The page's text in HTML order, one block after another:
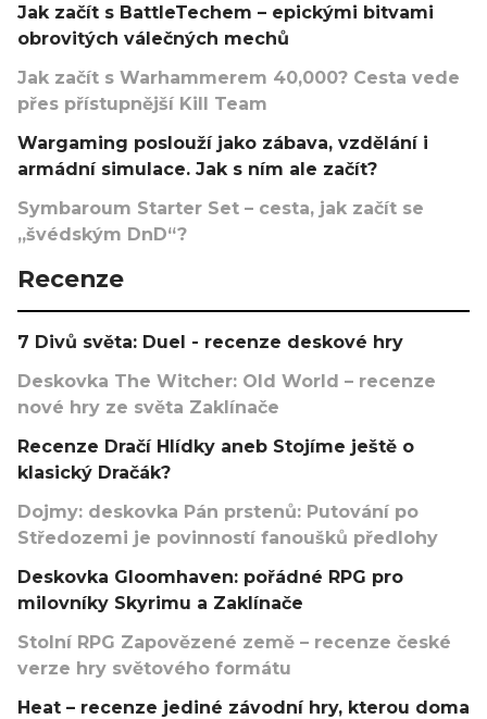
Jak začít s BattleTechem – epickými bitvami
obrovitých válečných mechů
Jak začít s Warhammerem 40,000? Cesta vede
přes přístupnější Kill Team
Wargaming poslouží jako zábava, vzdělání i
armádní simulace. Jak s ním ale začít?
Symbaroum Starter Set – cesta, jak začít se
„švédským DnD“?
Recenze
7 Divů světa: Duel - recenze deskové hry
Deskovka The Witcher: Old World – recenze
nové hry ze světa Zaklínače
Recenze Dračí Hlídky aneb Stojíme ještě o
klasický Dračák?
Dojmy: deskovka Pán prstenů: Putování po
Středozemi je povinností fanoušků předlohy
Deskovka Gloomhaven: pořádné RPG pro
milovníky Skyrimu a Zaklínače
Stolní RPG Zapovězené země – recenze české
verze hry světového formátu
Heat – recenze jediné závodní hry, kterou doma